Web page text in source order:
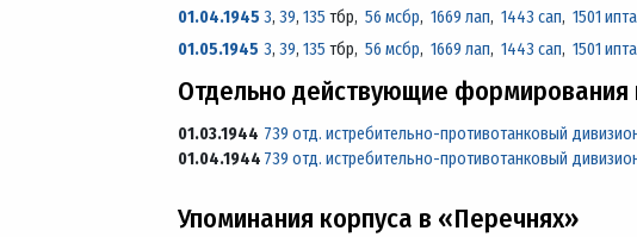
01.04.1945 3,39,135 тбр,56 мсбр,1669 лап,1443 сап,1501
01.05.1945 3,39,135 тбр,56 мсбр,1669 лап,1443 сап,1501
Отдельно действующие формирования
01.03.1944 739 отд. истребительно-противотанковый
01.04.1944 739 отд. истребительно-противотанковый
Упоминания корпуса в «Перечнях»